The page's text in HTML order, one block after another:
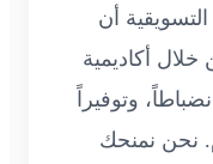
التسويقية أن
خلال أكاديمية
وتوفيراً
نحن نمنحك